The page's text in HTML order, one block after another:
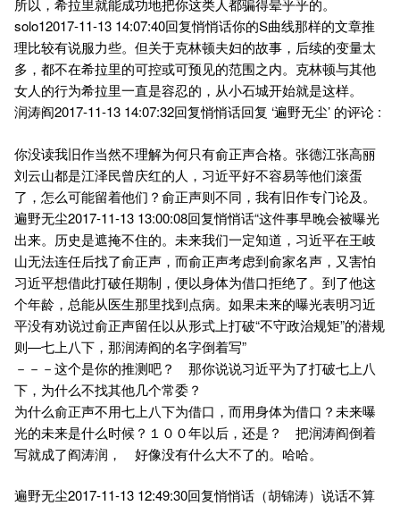
所以，希拉里就能成功地把你这类人都骗得晕乎乎的。
solo12017-11-13 14:07:40回复悄悄话你的S曲线那样的文章推
理比较有说服力些。但关于克林顿夫妇的故事，后续的变量太
多，都不在希拉里的可控或可预见的范围之内。克林顿与其他
女人的行为希拉里一直是容忍的，从小石城开始就是这样。
润涛阎2017-11-13 14:07:32回复悄悄话回复 ‘遍野无尘’ 的评论 :
你没读我旧作当然不理解为何只有俞正声合格。张德江张高丽
刘云山都是江泽民曾庆红的人，习近平好不容易等他们滚蛋
了，怎么可能留着他们？俞正声则不同，我有旧作专门论及。
遍野无尘2017-11-13 13:00:08回复悄悄话“这件事早晚会被曝光
出来。历史是遮掩不住的。未来我们一定知道，习近平在王岐
山无法连任后找了俞正声，而俞正声考虑到俞家名声，又害怕
习近平想借此打破任期制，便以身体为借口拒绝了。到了他这
个年龄，总能从医生那里找到点病。如果未来的曝光表明习近
平没有劝说过俞正声留任以从形式上打破“不守政治规矩”的潜规
则—七上八下，那润涛阎的名字倒着写”
－－－这个是你的推测吧？ 那你说说习近平为了打破七上八
下，为什么不找其他几个常委？
为什么俞正声不用七上八下为借口，而用身体为借口？未来曝
光的未来是什么时候？１００年以后，还是？ 把润涛阎倒着
写就成了阎涛润， 好像没有什么大不了的。哈哈。
遍野无尘2017-11-13 12:49:30回复悄悄话（胡锦涛）说话不算